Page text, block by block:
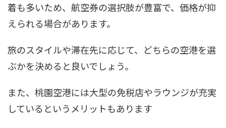
着も多いため、航空券の選択肢が豊富で、価格が抑
えられる場合があります。
旅のスタイルや滞在先に応じて、どちらの空港を選
ぶかを決めると良いでしょう。
また、桃園空港には大型の免税店やラウンジが充実
しているというメリットもあります